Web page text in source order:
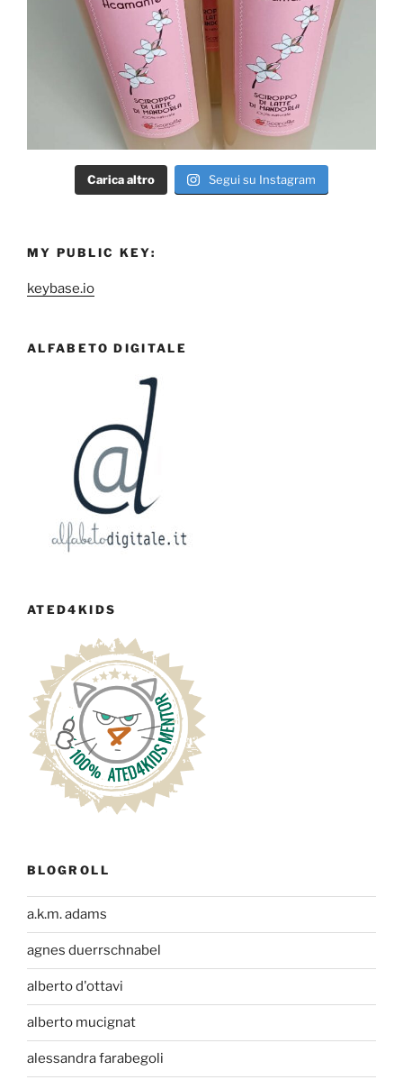
Carica altro Segui su Instagram
MY PUBLIC KEY:
keybase.io
ALFABETO DIGITALE
ATED4KIDS
BLOGROLL
a.k.m. adams
agnes duerrschnabel
alberto d'ottavi
alberto mucignat
alessandra farabegoli